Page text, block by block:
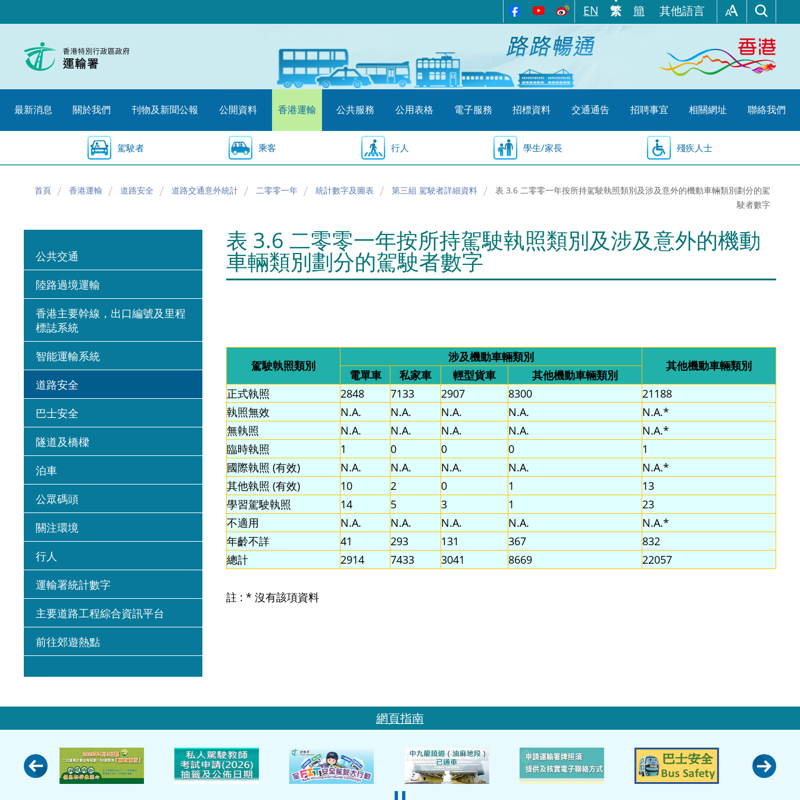
至
始
EN 繁 簡 其他語言
最新消息 關於我們 刊物及新聞公報 公開資料 香港運輸 公共服務 公用表格 電子服務 招標資料 交通通告 招聘事宜 相關網址 聯絡我們
駕駛者 乘客 行人 學生/家長 殘疾人士
首頁 香港運輸 道路安全 道路交通意外統計 二零零一年 統計數字及圖表 第三組 駕駛者詳細資料
表 3.6 二零零一年按所持駕駛執照類別及涉及意外的機動車輛類別劃分的駕
駛者數字
公共交通
陸路過境運輸
香港主要幹線，出口編號及里程
標誌系統
智能運輸系統
道路安全
巴士安全
隧道及橋樑
泊車
公眾碼頭
關注環境
行人
運輸署統計數字
主要道路工程綜合資訊平台
前往郊遊熱點
表 3.6 二零零一年按所持駕駛執照類別及涉及意外的機動
車輛類別劃分的駕駛者數字
駕駛執照類別
涉及機動車輛類別
其他機動車輛類別
電單車 私家車 輕型貨車
其他機動車輛類別
正式執照
2848 7133 2907 8300
21188
執照無效
N.A. N.A. N.A. N.A.
N.A.*
無執照
N.A. N.A. N.A. N.A.
N.A.*
臨時執照
1 0 0 0
1
國際執照 (有效)
N.A. N.A. N.A. N.A.
N.A.*
其他執照 (有效)
10 2 0 1
13
學習駕駛執照
14 5 3 1
23
不適用
N.A. N.A. N.A. N.A.
N.A.*
年齡不詳
41 293 131 367
832
總計
2914 7433 3041 8669 22057
註 : * 沒有該項資料
網頁指南